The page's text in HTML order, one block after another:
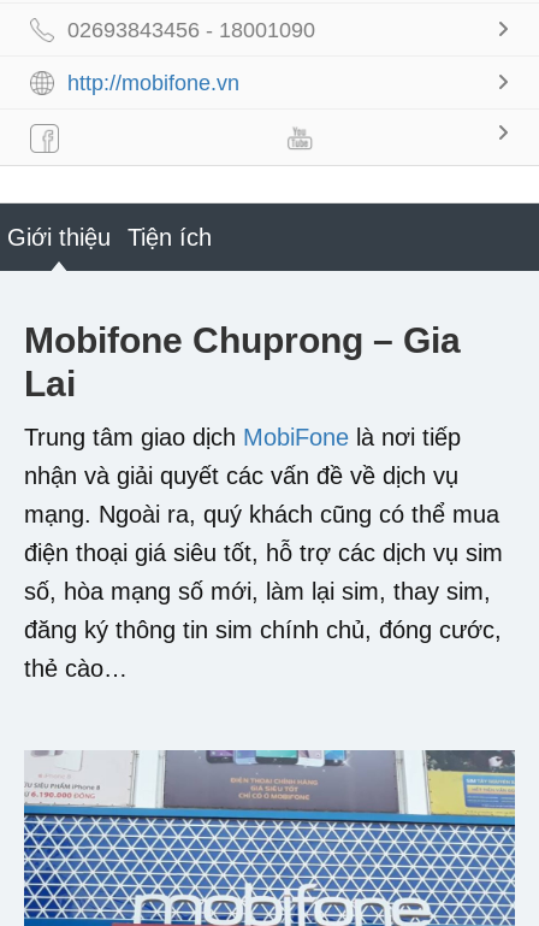
02693843456 - 18001090
http://mobifone.vn
Giới thiệu Tiện ích
Mobifone Chuprong – Gia
Lai
Trung tâm giao dịch MobiFone là nơi tiếp
nhận và giải quyết các vấn đề về dịch vụ
mạng. Ngoài ra, quý khách cũng có thể mua
điện thoại giá siêu tốt, hỗ trợ các dịch vụ sim
số, hòa mạng số mới, làm lại sim, thay sim,
đăng ký thông tin sim chính chủ, đóng cước,
thẻ cào…